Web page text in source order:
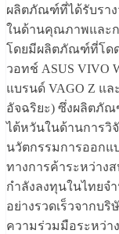
ผลิตภัณฑ์ที่ได้รับรางวั
ในด้านคุณภาพและ
โดยมีผลิตภัณฑ์ที่โด
วอทช์ ASUS VIVO
แบรนด์ VAGO Z แล
อัจฉริยะ) ซึ่งผลิตภัณ
ไต้หวันในด้านการวิ
นวัตกรรมการออกแ
ทางการค้าระหว่าง
กำลังลงทุนในไทยจ
อย่างรวดเร็วจากบ
ความร่วมมือระหว่า